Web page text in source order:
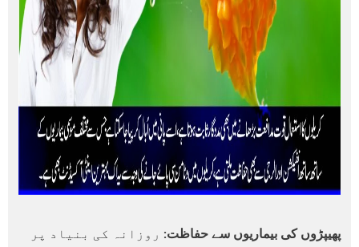
پھیپڑوں کی بیماریوں سے حفاظت: روزانہ کی بنیاد پر